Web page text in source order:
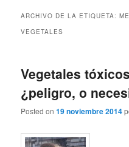
ARCHIVO DE LA ETIQUETA:
VEGETALES
Vegetales
¿peligro, o
Posted on19 noviembre 2014